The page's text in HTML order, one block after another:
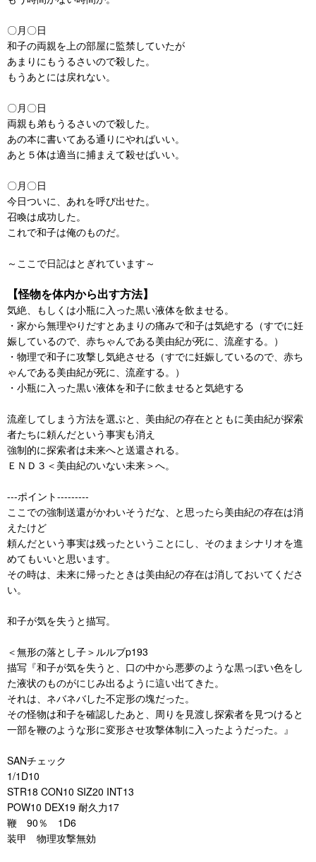
〇月〇日
和子の両親を上の部屋に監禁していたが
あまりにもうるさいので殺した。
もうあとには戻れない。
〇月〇日
両親も弟もうるさいので殺した。
あの本に書いてある通りにやればいい。
あと５体は適当に捕まえて殺せばいい。
〇月〇日
今日ついに、あれを呼び出せた。
召喚は成功した。
これで和子は俺のものだ。
～ここで日記はとぎれています～
【怪物を体内から出す方法】
気絶、もしくは小瓶に入った黒い液体を飲ませる。
・家から無理やりだすとあまりの痛みで和子は気絶する（すでに妊
娠しているので、赤ちゃんである美由紀が死に、流産する。）
・物理で和子に攻撃し気絶させる（すでに妊娠しているので、赤ち
ゃんである美由紀が死に、流産する。）
・小瓶に入った黒い液体を和子に飲ませると気絶する
流産してしまう方法を選ぶと、美由紀の存在とともに美由紀が探索
者たちに頼んだという事実も消え
強制的に探索者は未来へと送還される。
ＥＮＤ３＜美由紀のいない未来＞へ。
---ポイント---------
ここでの強制送還がかわいそうだな、と思ったら美由紀の存在は消
えたけど
頼んだという事実は残ったということにし、そのままシナリオを進
めてもいいと思います。
その時は、未来に帰ったときは美由紀の存在は消しておいてくださ
い。
和子が気を失うと描写。
＜無形の落とし子＞ルルブp193
描写『和子が気を失うと、口の中から悪夢のような黒っぽい色をし
た液状のものがにじみ出るように這い出てきた。
それは、ネバネバした不定形の塊だった。
その怪物は和子を確認したあと、周りを見渡し探索者を見つけると
一部を鞭のような形に変形させ攻撃体制に入ったようだった。』
SANチェック
1/1D10
STR18 CON10 SIZ20 INT13
POW10 DEX19 耐久力17
鞭 90％ 1D6
装甲 物理攻撃無効